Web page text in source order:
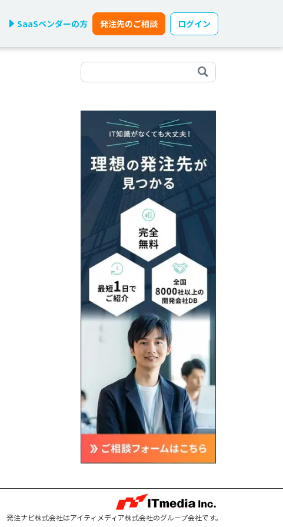
SaaSベンダーの方 発注先のご相談 ログイン
発注ナビ株式会社はアイティメディア株式会社のグループ会社です。